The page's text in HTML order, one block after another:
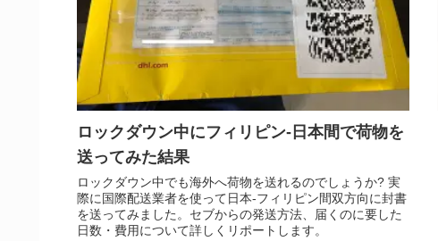
ロックダウン中にフィリピン-日本間で荷物を
送ってみた結果
ロックダウン中でも海外へ荷物を送れるのでしょうか? 実
際に国際配送業者を使って日本-フィリピン間双方向に封書
を送ってみました。セブからの発送方法、届くのに要した
日数・費用について詳しくリポートします。